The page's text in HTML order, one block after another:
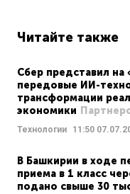
Читайте также
Сбер представил
передовые ИИ-
трансформации
экономики
Технологии 11:50
В Башкирии в ходе
приема в 1 класс
подано свыше 30